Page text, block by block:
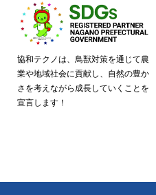
協和テクノは、鳥獣対策を通じて農
業や地域社会に貢献し、自然の豊か
さを考えながら成長していくことを
宣言します！